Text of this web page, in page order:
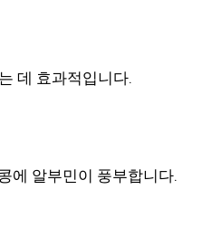
데 효과적입니다.
에 알부민이 풍부합니다.